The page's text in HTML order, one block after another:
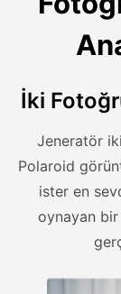
İki
Jeneratör
Polaroid
ister en
oynayan